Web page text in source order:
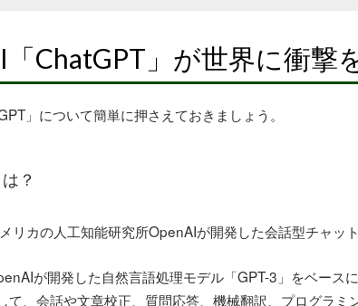
銘柄についての今後どうなるかの考え方が学べる
ChatGPT」が世界に衝撃
」について簡単に押さえておきましょう。
？
リカの人工知能研究所OpenAIが開発した会話型チャット
が開発した自然言語処理モデル「GPT-3」をベース
て、会話や文章校正、質問応答、機械翻訳、プログラミ